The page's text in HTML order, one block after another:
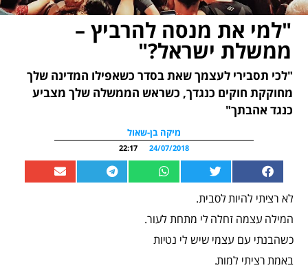
"למי את מנסה להרביץ –
ממשלת ישראל?"
"לכי תסבירי לעצמך שאת בסדר כשאפילו המדינה שלך
מחוקקת חוקים כנגדך, כשראש הממשלה שלך מצביע
כנגד אהבתך"
מיקה בן-שאול
24/07/2018
22:17
לא רציתי להיות לסבית.
המילה עצמה זחלה לי מתחת לעור.
כשהבנתי עם עצמי שיש לי נטיות
באמת רציתי למות.